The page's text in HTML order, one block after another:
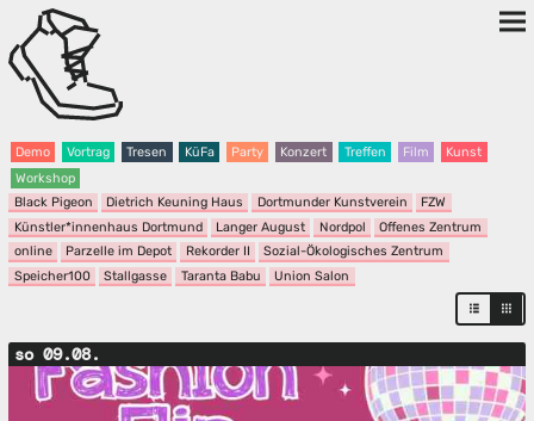
Demo Vortrag Tresen KüFa Party Konzert Treffen Film
Kunst
Workshop
Black Pigeon
Dietrich Keuning Haus Dortmunder Kunstverein
FZW
Künstler*innenhaus Dortmund
Langer August Nordpol
Offenes Zentrum
online
Parzelle im Depot Rekorder II
Sozial-Ökologisches Zentrum
Speicher100
Stallgasse Taranta Babu Union Salon
so 09.08.